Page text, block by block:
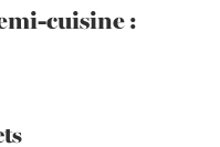
cuisine :